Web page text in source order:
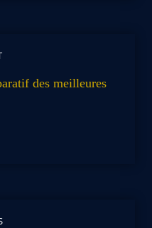
des meilleures